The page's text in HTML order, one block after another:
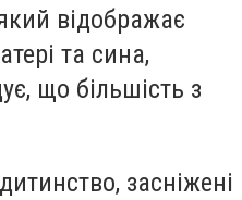
відображає
та сина,
що більшість з
засніжені